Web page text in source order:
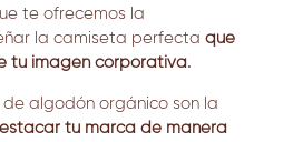
te ofrecemos la
la camiseta perfecta que
tu imagen corporativa.
algodón orgánicoson la
tu marca de manera